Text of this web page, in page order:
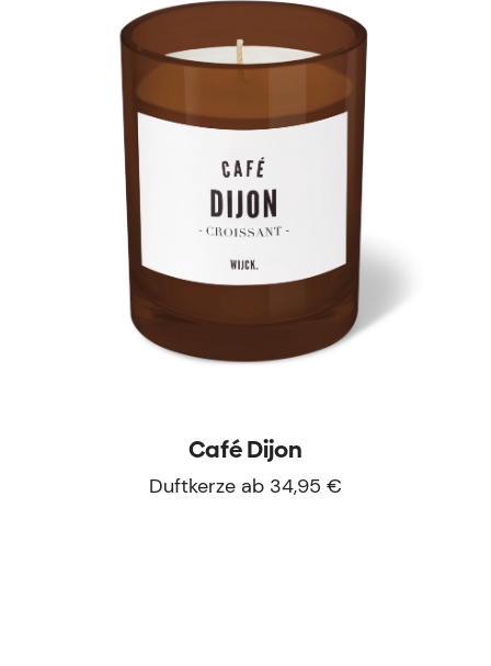
Café Dijon
Duftkerze ab 34,95 €